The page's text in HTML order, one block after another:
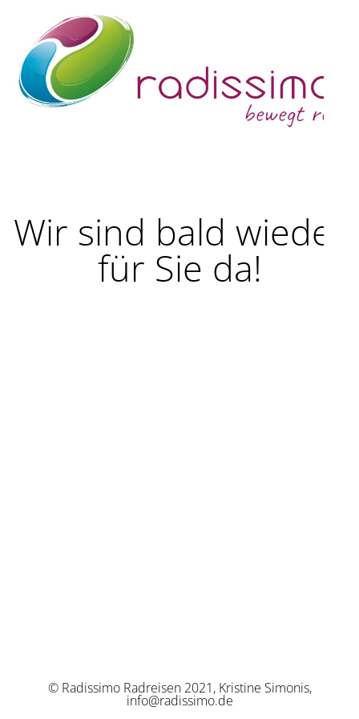
Wir sind bald wieder
für Sie da!
© Radissimo Radreisen 2021, Kristine Simonis,
info@radissimo.de